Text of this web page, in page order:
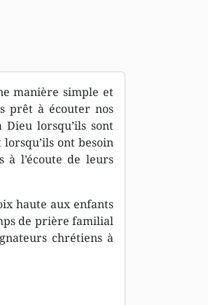
manière simple et
prêt à écouter nos
lorsqu’ils sont
ont besoin
à l’écoute de leurs
haute aux enfants
de prière familial
chrétiens à